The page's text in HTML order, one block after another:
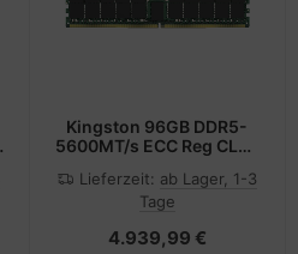
Kingston 96GB DDR5-
5600MT/s ECC Reg CL46
Lieferzeit: ab Lager, 1-3
Tage
4.939,99 €